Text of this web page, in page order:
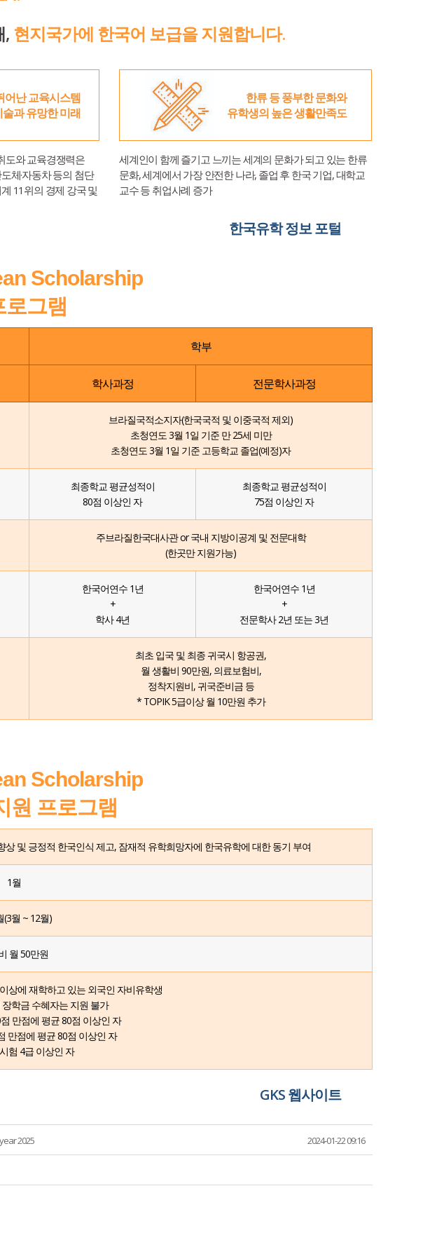
, 현지국가에 한국어 보급을 지원합니다.
어난 교육시스템
과 유망한 미래
도와 교육경쟁력은
체·자동차 등의 첨단
11위의 경제 강국 및
한류 등 풍부한 문화와
유학생의 높은 생활만족도
세계인이 함께 즐기고 느끼는 세계의 문화가 되고 있는 한류
문화, 세계에서 가장 안전한 나라, 졸업 후 한국 기업, 대학교
교수 등 취업사례 증가
한국유학 정보 포털
Scholarship
로그램
학부
학사과정 전문학사과정
브라질국적소지자(한국국적 및 이중국적 제외)
초청연도 3월 1일 기준 만 25세 미만
초청연도 3월 1일 기준 고등학교 졸업(예정)자
최종학교 평균성적이
80점 이상인 자
최종학교 평균성적이
75점 이상인 자
주브라질한국대사관 or 국내 지방이공계 및 전문대학
(한곳만 지원가능)
한국어연수 1년
+
학사 4년
한국어연수 1년
+
전문학사 2년 또는 3년
최초 입국 및 최종 귀국시 항공권,
월 생활비 90만원, 의료보험비,
정착지원비, 귀국준비금 등
* TOPIK 5급이상 월 10만원 추가
Scholarship
원 프로그램
및 긍정적 한국인식 제고, 잠재적 유학희망자에 한국유학에 대한 동기 부여
1월
(3월 ~ 12월)
월 50만원
상에 재학하고 있는 외국인 자비유학생
학금 수혜자는 지원 불가
만점에 평균 80점 이상인 자
만점에 평균 80점 이상인 자
험 4급 이상인 자
GKS 웹사이트
2025 2024-01-22 09:16